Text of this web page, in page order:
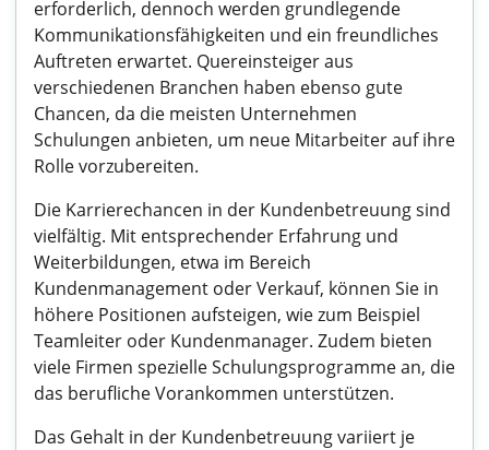
erforderlich, dennoch werden grundlegende
Kommunikationsfähigkeiten und ein freundliches
Auftreten erwartet. Quereinsteiger aus
verschiedenen Branchen haben ebenso gute
Chancen, da die meisten Unternehmen
Schulungen anbieten, um neue Mitarbeiter auf ihre
Rolle vorzubereiten.
Die Karrierechancen in der Kundenbetreuung sind
vielfältig. Mit entsprechender Erfahrung und
Weiterbildungen, etwa im Bereich
Kundenmanagement oder Verkauf, können Sie in
höhere Positionen aufsteigen, wie zum Beispiel
Teamleiter oder Kundenmanager. Zudem bieten
viele Firmen spezielle Schulungsprogramme an, die
das berufliche Vorankommen unterstützen.
Das Gehalt in der Kundenbetreuung variiert je